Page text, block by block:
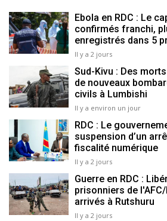
Ebola en RDC : Le
confirmés franchi,
enregistrés dans 5
Il y a 2 jours
Sud-Kivu : Des
de nouveaux
civils à Lumbishi
Il y a environ un jour
RDC : Le
suspension d’un
fiscalité numérique
Il y a 2 jours
Guerre en RDC :
prisonniers de
arrivés à Rutshuru
Il y a 2 jours